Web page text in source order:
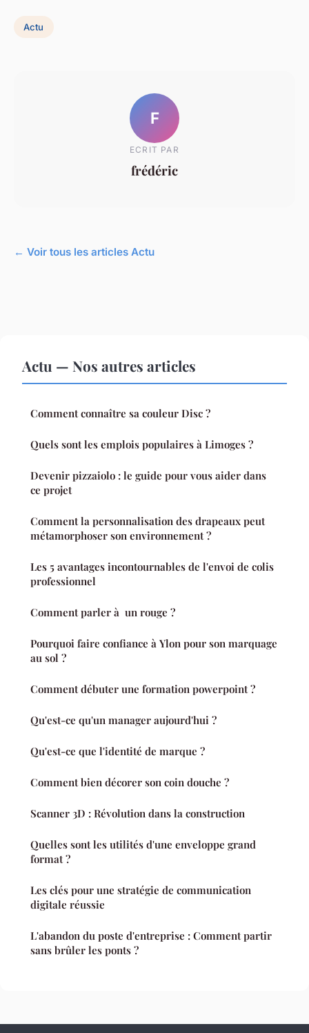
Actu
F
ECRIT PAR
frédéric
← Voir tous les articles Actu
Actu — Nos autres articles
Comment connaître sa couleur Disc ?
Quels sont les emplois populaires à Limoges ?
Devenir pizzaiolo : le guide pour vous aider dans
ce projet
Comment la personnalisation des drapeaux peut
métamorphoser son environnement ?
Les 5 avantages incontournables de l'envoi de colis
professionnel
Comment parler à un rouge ?
Pourquoi faire confiance à Ylon pour son marquage
au sol ?
Comment débuter une formation powerpoint ?
Qu'est-ce qu'un manager aujourd'hui ?
Qu'est-ce que l'identité de marque ?
Comment bien décorer son coin douche ?
Scanner 3D : Révolution dans la construction
Quelles sont les utilités d'une enveloppe grand
format ?
Les clés pour une stratégie de communication
digitale réussie
L'abandon du poste d'entreprise : Comment partir
sans brûler les ponts ?